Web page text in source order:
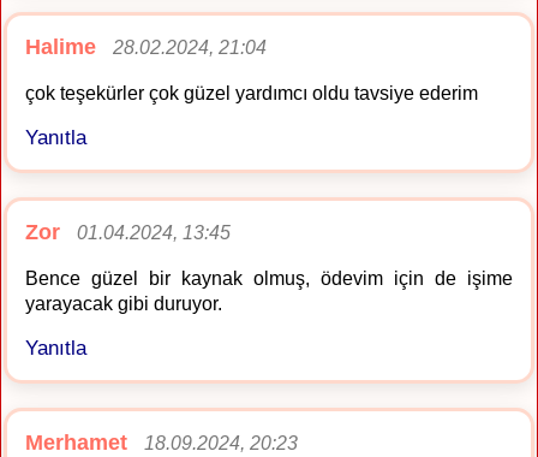
Halime 28.02.2024, 21:04
çok teşekürler çok güzel yardımcı oldu tavsiye ederim
Yanıtla
Zor 01.04.2024, 13:45
Bence güzel bir kaynak olmuş, ödevim için de işime
yarayacak gibi duruyor.
Yanıtla
Merhamet 18.09.2024, 20:23